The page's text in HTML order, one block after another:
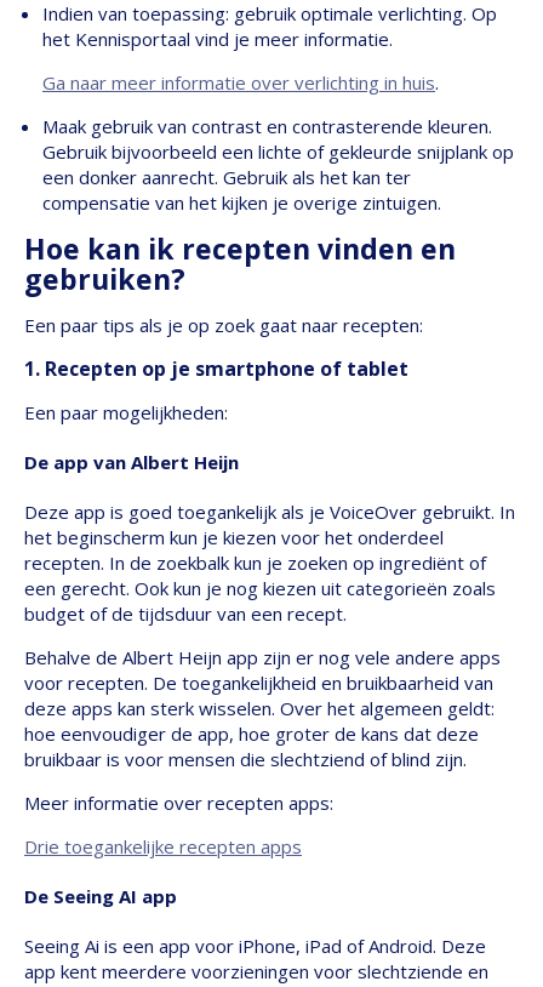
Indien van toepassing: gebruik optimale verlichting. Op
het Kennisportaal vind je meer informatie.
Ga naar meer informatie over verlichting in huis.
Maak gebruik van contrast en contrasterende kleuren.
Gebruik bijvoorbeeld een lichte of gekleurde snijplank op
een donker aanrecht. Gebruik als het kan ter
compensatie van het kijken je overige zintuigen.
Hoe kan ik recepten vinden en
gebruiken?
Een paar tips als je op zoek gaat naar recepten:
1. Recepten op je smartphone of tablet
Een paar mogelijkheden:
De app van Albert Heijn
Deze app is goed toegankelijk als je VoiceOver gebruikt. In
het beginscherm kun je kiezen voor het onderdeel
recepten. In de zoekbalk kun je zoeken op ingrediënt of
een gerecht. Ook kun je nog kiezen uit categorieën zoals
budget of de tijdsduur van een recept.
Behalve de Albert Heijn app zijn er nog vele andere apps
voor recepten. De toegankelijkheid en bruikbaarheid van
deze apps kan sterk wisselen. Over het algemeen geldt:
hoe eenvoudiger de app, hoe groter de kans dat deze
bruikbaar is voor mensen die slechtziend of blind zijn.
Meer informatie over recepten apps:
Drie toegankelijke recepten apps
De Seeing AI app
Seeing Ai is een app voor iPhone, iPad of Android. Deze
app kent meerdere voorzieningen voor slechtziende en